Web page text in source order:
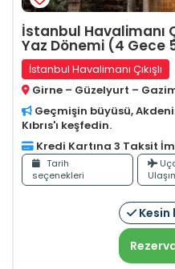
İstanbul Havalimanı
Yaz Dönemi (4 Gece
İstanbul Havalimanı Çıkışlı
Girne – Güzelyurt –
Geçmişin büyüsü,
Kıbrıs'ı keşfedin.
Kredi Kartına 3 Taksit
Tarih
seçenekleri
Kesin